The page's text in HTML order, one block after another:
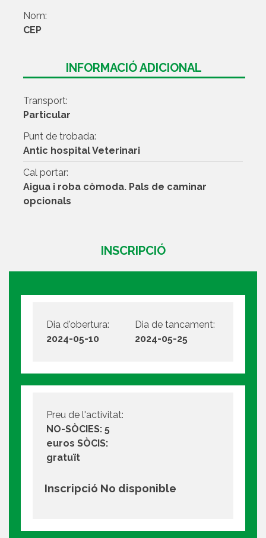
Nom:
CEP
INFORMACIÓ ADICIONAL
Transport:
Particular
Punt de trobada:
Antic hospital Veterinari
Cal portar:
Aigua i roba còmoda. Pals de caminar
opcionals
INSCRIPCIÓ
Dia d'obertura:
2024-05-10
Dia de tancament:
2024-05-25
Preu de l'activitat:
NO-SÒCIES: 5
euros SÒCIS:
gratuït
Inscripció No disponible